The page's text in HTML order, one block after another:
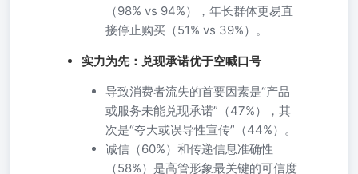
（98% vs 94%），年长群体更易直
接停止购买（51% vs 39%）。
实力为先：兑现承诺优于空喊口号
导致消费者流失的首要因素是“产品
或服务未能兑现承诺”（47%），其
次是“夸大或误导性宣传”（44%）。
诚信（60%）和传递信息准确性
（58%）是高管形象最关键的可信度